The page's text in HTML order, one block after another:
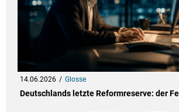
14.06.2026 Glosse
Deutschlands letzte Reformreserve: der